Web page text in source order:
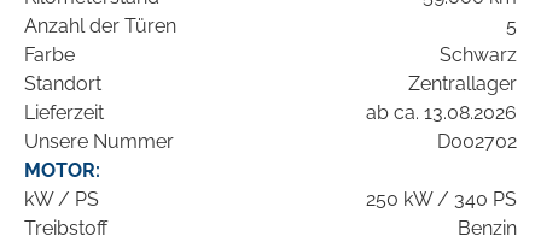
Anzahl der Türen
5
Farbe
Schwarz
Standort
Zentrallager
Lieferzeit
ab ca. 13.08.2026
Unsere Nummer
D002702
MOTOR:
kW / PS
250 kW / 340 PS
Treibstoff
Benzin